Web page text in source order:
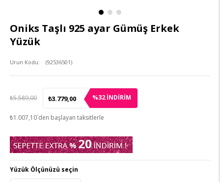
Oniks Taşlı 925 ayar Gümüş Erkek
Yüzük
(92536501)
₺5.589,00 ₺3.779,00 %32İNDIRIM
₺1.007,10`den başlayan taksitlerle
Yüzük Ölçünüzü seçin